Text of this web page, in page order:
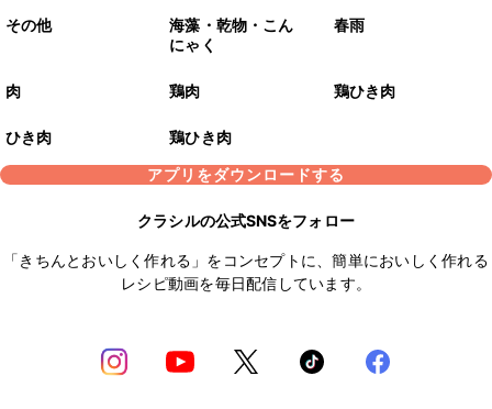
その他
海藻・乾物・こん
にゃく
春雨
肉 鶏肉 鶏ひき肉
ひき肉
鶏ひき肉
アプリをダウンロードする
クラシルの公式SNSをフォロー
「きちんとおいしく作れる」をコンセプトに、簡単においしく作れる
レシピ動画を毎日配信しています。